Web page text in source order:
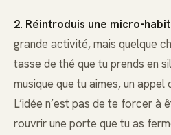
2. Réintroduis une micro-
grande activité, mais quelque
tasse de thé que tu prends en
musique que tu aimes, un appel
L’idée n’est pas de te forcer à
rouvrir une porte que tu as